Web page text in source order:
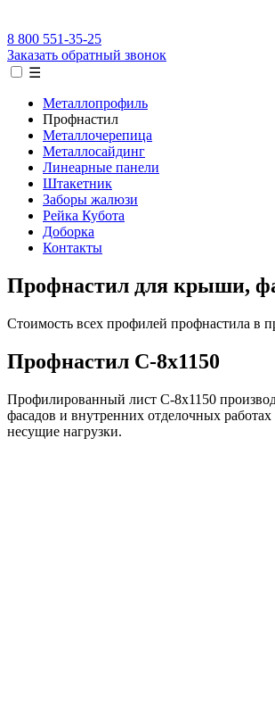
8 800 551-35-25
Заказать обратный звонок
☰
Металлопрофиль
Профнастил
Металлочерепица
Металлосайдинг
Линеарные панели
Штакетник
Заборы жалюзи
Рейка Кубота
Доборка
Контакты
Профнастил для крыши,
Стоимость всех профилей профнастила в
Профнастил С-8х1150
Профилированный лист С-8x1150
фасадов и внутренних отделочных
несущие нагрузки.